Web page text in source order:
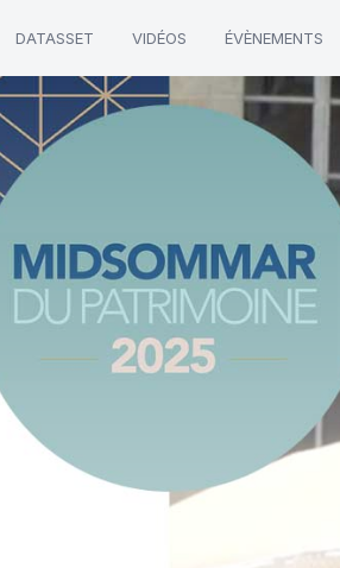
DATASSET VIDÉOS ÉVÈNEMENTS